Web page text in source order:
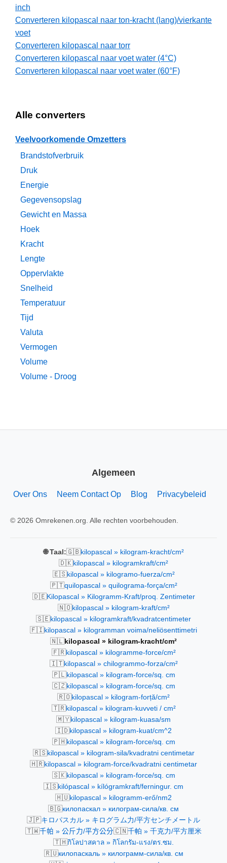
inch
Converteren kilopascal naar ton-kracht (lang)/vierkante
voet
Converteren kilopascal naar torr
Converteren kilopascal naar voet water (4°C)
Converteren kilopascal naar voet water (60°F)
Alle converters
Veelvoorkomende Omzetters
Brandstofverbruik
Druk
Energie
Gegevensopslag
Gewicht en Massa
Hoek
Kracht
Lengte
Oppervlakte
Snelheid
Temperatuur
Tijd
Valuta
Vermogen
Volume
Volume - Droog
Algemeen
Over Ons Neem Contact Op Blog Privacybeleid
© 2026 Omrekenen.org. Alle rechten voorbehouden.
🌐 Taal:🇬🇧kilopascal » kilogram-kracht/cm²
🇩🇰kilopascal » kilogramkraft/cm²
🇪🇸kilopascal » kilogramo-fuerza/cm²
🇵🇹quilopascal » quilograma-força/cm²
🇩🇪Kilopascal » Kilogramm-Kraft/proq. Zentimeter
🇳🇴kilopascal » kilogram-kraft/cm²
🇸🇪kilopascal » kilogramkraft/kvadratcentimeter
🇫🇮kilopascal » kilogramman voima/neliösenttimetri
🇳🇱kilopascal » kilogram-kracht/cm²
🇫🇷kilopascal » kilogramme-force/cm²
🇮🇹kilopascal » chilogrammo-forza/cm²
🇵🇱kilopascal » kilogram-force/sq. cm
🇨🇿kilopascal » kilogram-force/sq. cm
🇷🇴kilopascal » kilogram-forță/cm²
🇹🇷kilopascal » kilogram-kuvveti / cm²
🇲🇾kilopascal » kilogram-kuasa/sm
🇮🇩kilopascal » kilogram-kuat/cm^2
🇵🇭kilopascal » kilogram-force/sq. cm
🇷🇸kilopascal » kilogram-sila/kvadratni centimetar
🇭🇷kilopascal » kilogram-force/kvadratni centimetar
🇸🇰kilopascal » kilogram-force/sq. cm
🇮🇸kilópascal » kílógramkraft/ferningur. cm
🇭🇺kilopascal » kilogramm-erő/nm2
🇧🇬килопаскал » килограм-сила/кв. см
🇯🇵キロパスカル » キログラム力/平方センチメートル
🇹🇼千帕 » 公斤力/平方公分🇨🇳千帕 » 千克力/平方厘米
🇹🇭กิโลปาสคาล » กิโลกรัม-แรง/ตร.ซม.
🇷🇺килопаскаль » килограмм-сила/кв. см